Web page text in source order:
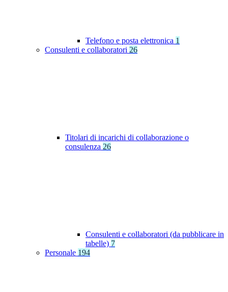
Telefono e posta elettronica 1
Consulenti e collaboratori 26
Titolari di incarichi di collaborazione o
consulenza 26
Consulenti e collaboratori (da pubblicare in
tabelle) 7
Personale 194